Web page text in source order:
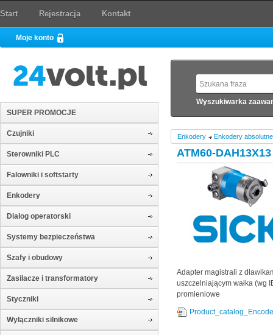
Start Rejestracja Kontakt
Moje konto
SUPER PROMOCJE
Czujniki
Sterowniki PLC
Falowniki i softstarty
Enkodery
Dialog operatorski
Systemy bezpieczeństwa
Szafy i obudowy
Zasilacze i transformatory
Styczniki
Wyłączniki silnikowe
Wyszukiwarka
Enkodery Enkodery absolutne
ATM60-DAH13X13
Adapter magistrali z
uszczelniającym wałka (wg
promieniowe